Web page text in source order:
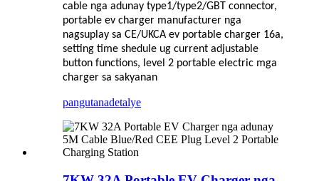
cable nga adunay type1/type2/GBT connector,
portable ev charger manufacturer nga
nagsuplay sa CE/UKCA ev portable charger 16a,
setting time shedule ug current adjustable
button functions, level 2 portable electric mga
charger sa sakyanan
pangutanadetalye